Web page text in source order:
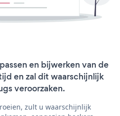
en bijwerken van de
en zal dit waarschijnlijk
veroorzaken.
zult u waarschijnlijk